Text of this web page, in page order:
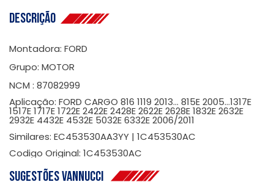
Descrição
Montadora: FORD
Grupo: MOTOR
NCM : 87082999
Aplicação: FORD CARGO 816 1119 2013... 815E 2005...1317E
1517E 1717E 1722E 2422E 2428E 2622E 2628E 1832E 2632E
2932E 4432E 4532E 5032E 6332E 2006/2011
Similares: EC453530AA3YY | 1C453530AC
Codigo Original: 1C453530AC
Sugestões Vannucci